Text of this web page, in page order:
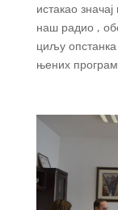
истакао
наш радио ,
циљу
њених